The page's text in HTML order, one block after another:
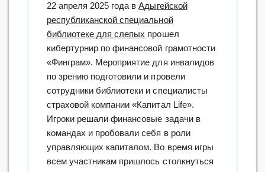
22 апреля 2025 года вАдыгейской
республиканской специальной
библиотеке для слепых прошел
кибертурнир по финансовой грамотности
«Финграм». Мероприятие для инвалидов
по зрению подготовили и провели
сотрудники библиотеки и специалисты
страховой компании «Капитал Life».
Игроки решали финансовые задачи в
командах и пробовали себя в роли
управляющих капиталом. Во время игры
всем участникам пришлось столкнуться